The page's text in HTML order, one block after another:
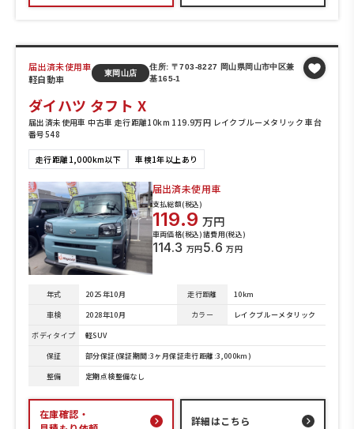
届出済未使用車
軽自動車
東岡山店
住所: 〒703-8227 岡山県岡山市中区兼
基165-1
ダイハツ タフト X
届出済未使用車 中古車 走行距離10km 119.9万円 レイクブルーメタリック 車台
番号548
走行距離1,000km以下 車検1年以上あり
届出済未使用車
支払総額(税込)
119.9 万円
車両価格(税込)
114.3 万円
諸費用(税込)
5.6 万円
年式 2025年10月 走行距離
10km
車検
2028年10月 カラー
レイクブルーメタリック
ボディタイプ
軽SUV
保証
部分保証(保証期間:3ヶ月保証走行距離:3,000km)
整備
定期点検整備なし
在庫確認・
詳細はこちら